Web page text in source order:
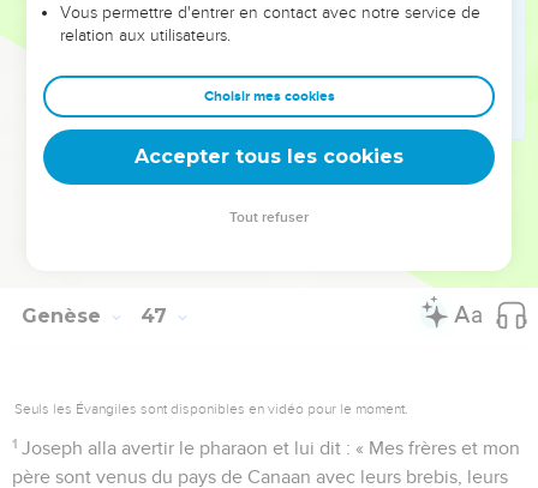
Ces hommes sont bergers, car ils élèvent du bétail. Ils ont
amené leurs brebis, leurs bœufs et tout ce qui leur
appartient.’
Quand le pharaon vous appellera et demandera : ‘Quelle
est votre occupation ?’
vous répondrez : ‘Tes serviteurs ont élevé du bétail depuis
leur jeunesse jusqu'à présent, tout comme leurs ancêtres.’De
Genèse 47
Seuls les Évangiles sont disponibles en vidéo pour le moment.
1 Joseph alla avertir le pharaon et lui dit : « Mes frères et mon
père sont venus du pays de Canaan avec leurs brebis, leurs
Vous permettre d'entrer en contact avec notre service de
relation aux utilisateurs.
Choisir mes cookies
Accepter tous les cookies
Tout refuser